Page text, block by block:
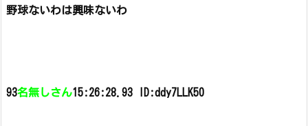
野球ないわは興味ないわ
93名無しさん15:26:28.93 ID:ddy7LLK50